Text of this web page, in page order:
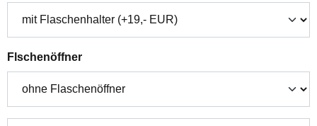
Flschenöffnerauswählen